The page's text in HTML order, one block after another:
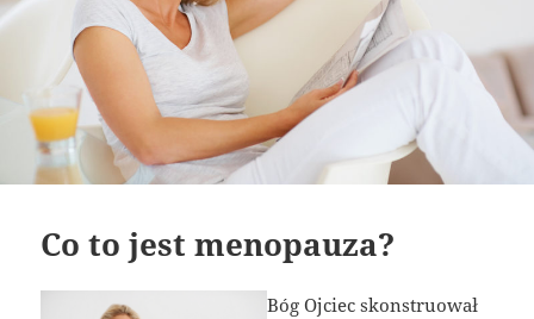
Co to jest menopauza?
Bóg Ojciec skonstruował